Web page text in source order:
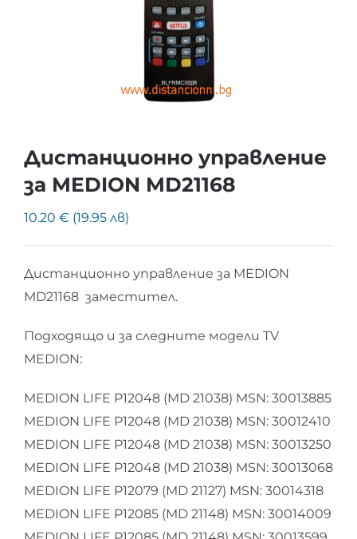
Дистанционно управление
за MEDION MD21168
10.20 € (19.95 лв)
Дистанционно управление за MEDION
MD21168 заместител.
Подходящо и за следните модели TV
MEDION:
MEDION LIFE P12048 (MD 21038) MSN: 30013885
MEDION LIFE P12048 (MD 21038) MSN: 30012410
MEDION LIFE P12048 (MD 21038) MSN: 30013250
MEDION LIFE P12048 (MD 21038) MSN: 30013068
MEDION LIFE P12079 (MD 21127) MSN: 30014318
MEDION LIFE P12085 (MD 21148) MSN: 30014009